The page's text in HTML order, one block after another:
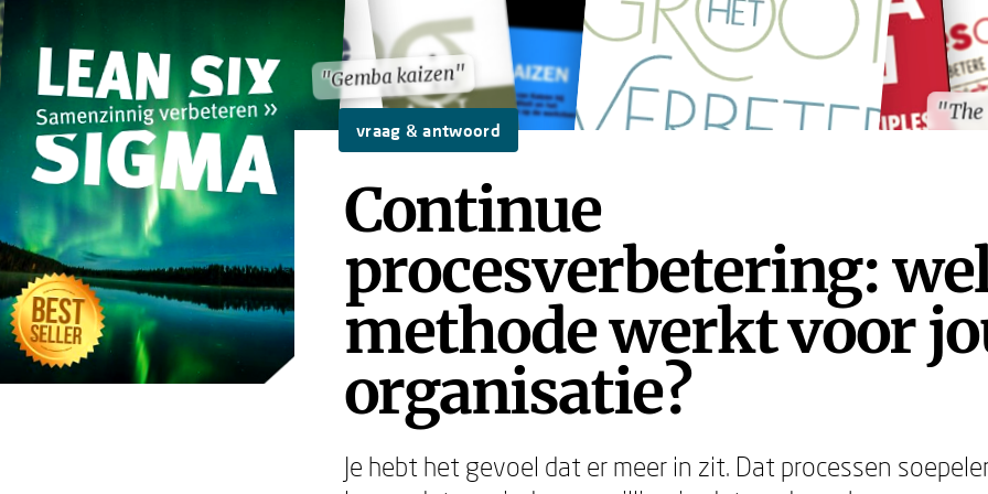
"Gemba kaizen"
"Gemba kaizen"
vraag & antwoord
Continue
procesverbetering:
methode werkt voor
organisatie?
Je hebt het gevoel dat er meer in zit. Dat processen